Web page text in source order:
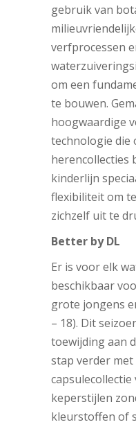
gebruik van
verfprocessen
om een
te bouwen.
hoogwaardige
technologie die
herencollecties
kinderlijn
flexibiliteit om
zichzelf uit te
Better by DL
Er is voor elk
beschikbaar
grote jongens
– 18). Dit
toewijding aan
stap verder
keperstijlen
kleurstoffen of